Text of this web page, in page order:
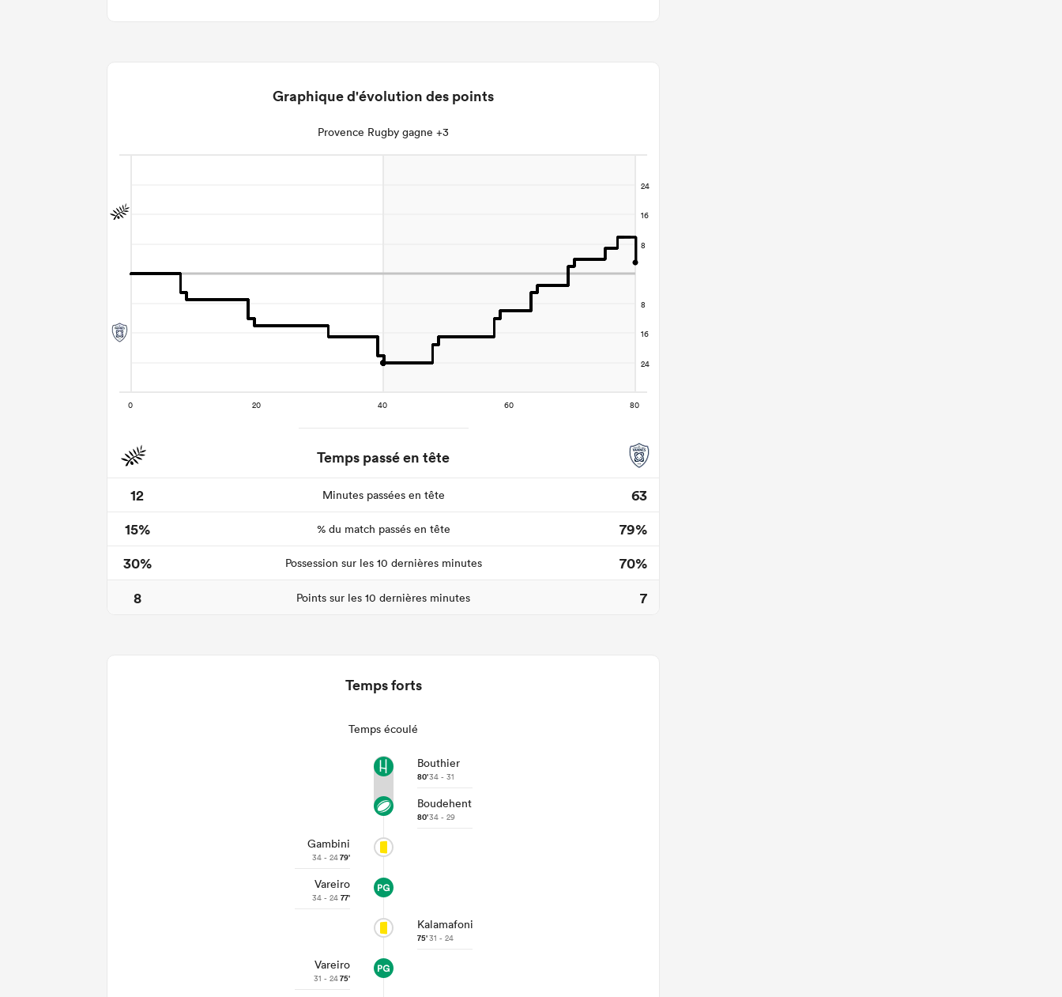
Graphique d'évolution des points
Provence Rugby gagne +3
Temps passé en tête
12
Minutes passées en tête
63
15%
% du match passés en tête
79%
30%
Possession sur les 10 dernières minutes
70%
8
Points sur les 10 dernières minutes 7
Temps forts
Temps écoulé
Bouthier
80'34 - 31
Boudehent
80'34 - 29
Gambini
34 - 2479'
Vareiro
34 - 24 77'
Kalamafoni
75'31 - 24
Vareiro
31 - 2475'